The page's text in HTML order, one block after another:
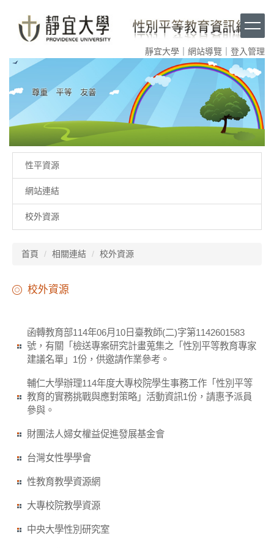
內
靜宜大學 網站導覽 登入管理
性平資源
網站連結
校外資源
首頁 相關連結 校外資源
校外資源
函轉教育部114年06月10日臺教師(二)字第1142601583
號，有關「檢送專案研究計畫蒐集之「性別平等教育專家
建議名單」1份，供邀請作業參考。
輔仁大學辦理114年度大專校院學生事務工作「性別平等
教育的實務挑戰與應對策略」活動資訊1份，請惠予派員
參與。
財團法人婦女權益促進發展基金會
台灣女性學學會
性教育教學資源網
大專校院教學資源
中央大學性別研究室